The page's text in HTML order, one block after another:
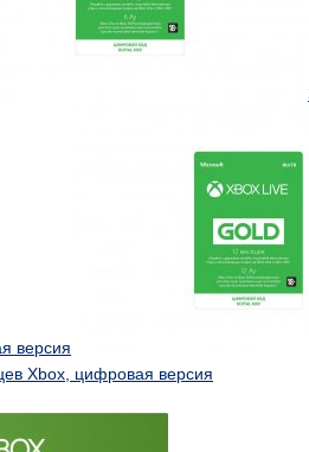
версия
Xbox, цифровая версия